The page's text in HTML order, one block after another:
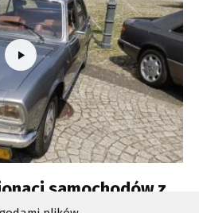
samochodów z